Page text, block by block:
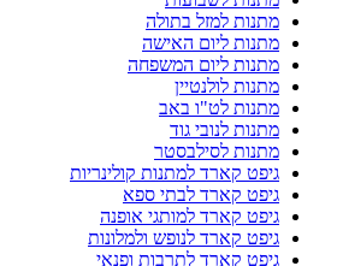
מתנות למזל בתולה
מתנות ליום האישה
מתנות ליום המשפחה
מתנות לולנטיין
מתנות לט"ו באב
מתנות לנובי גוד
מתנות לסילבסטר
גיפט קארד למתנות קולינריות
גיפט קארד לבתי ספא
גיפט קארד למותגי אופנה
גיפט קארד לנופש ולמלונות
גיפט קארד לתרבות ופנאי